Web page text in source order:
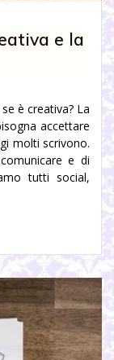
e la
è creativa? La
accettare
molti scrivono.
e di
tutti social,